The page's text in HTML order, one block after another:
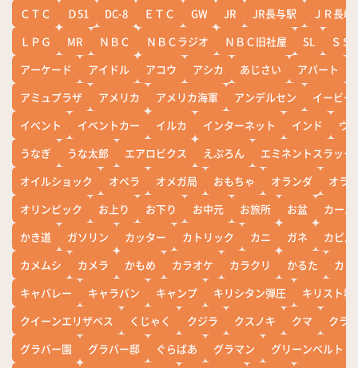
ＣＴＣ
Ｄ51 DC-8 ＥＴＣ GW JR JR長与駅
ＪＲ長崎
ＬＰＧ
MR ＮＢＣ ＮＢＣラジオ ＮＢＣ旧社屋 SL
ＳＳ
アーケード
アイドル アコウ アシカ あじさい アパート
アミュプラザ
アメリカ アメリカ海軍 アンデルセン
イービー
イベント
イベントカー イルカ インターネット インド
ウ
うなぎ
うな太郎 エアロビクス えぷろん
エミネントスラック
オイルショック
オペラ オメガ局 おもちゃ オランダ
オラ
オリンピック
お上り お下り お中元 お旅所 お盆
カー
かき道
ガソリン カッター カトリック カニ ガネ
カピバ
カメムシ
カメラ かもめ カラオケ カラクリ かるた
カレ
キャバレー
キャラバン キャンプ キリシタン弾圧
キリスト教
クイーンエリザベス
くじゃく クジラ クスノキ クマ
クラ
グラバー園
グラバー邸 ぐらばあ グラマン
グリーンベルト